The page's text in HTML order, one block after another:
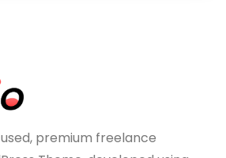
premium freelance